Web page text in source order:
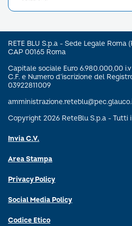
RETE BLU S.p.a - Sede Legale Roma
CAP 00165 Roma
Capitale sociale Euro 6.980.000,00 i.v
C.F. e Numero d’iscrizione del
03922811009
Copyright 2026 ReteBlu S.p.a - Tutti
Invia C.V.
Area Stampa
Privacy Policy
Social Media Policy
Codice Etico